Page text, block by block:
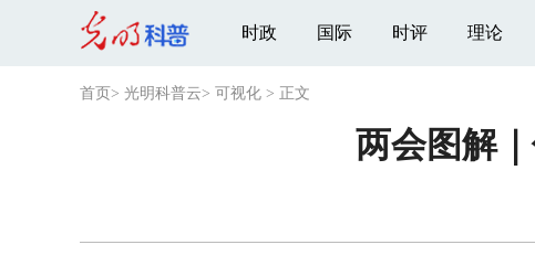
时政 国际 时评 理论
首页 > 光明科普云> 可视化 > 正文
两会图解